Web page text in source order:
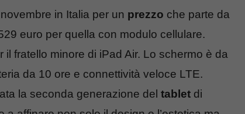
in Italia per un prezzo che parte da
euro per quella con modulo cellulare.
fratello minore di iPad Air. Lo schermo è da
da 10 ore e connettività veloce LTE.
la seconda generazione del tablet di